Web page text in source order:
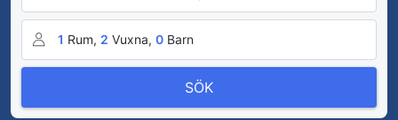
1 Rum, 2 Vuxna, 0 Barn
SÖK